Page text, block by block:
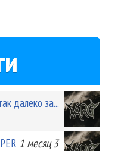
далеко за...
1 месяц 3